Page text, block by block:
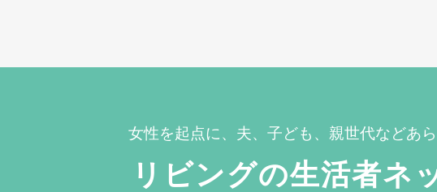
女性を起点に、夫、子ども、親世代などあ
リビングの生活者ネ